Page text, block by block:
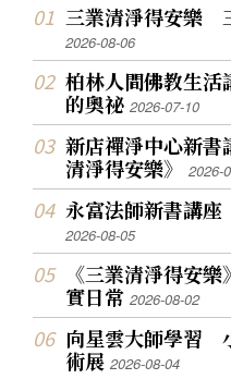
三業清淨得安樂
2026-08-06
柏林人間佛教生
的奧祕2026-07-10
新店禪淨中心新
清淨得安樂》2026-
永富法師新書講
2026-08-05
《三業清淨得安
實日常2026-08-02
向星雲大師學習
術展2026-08-04